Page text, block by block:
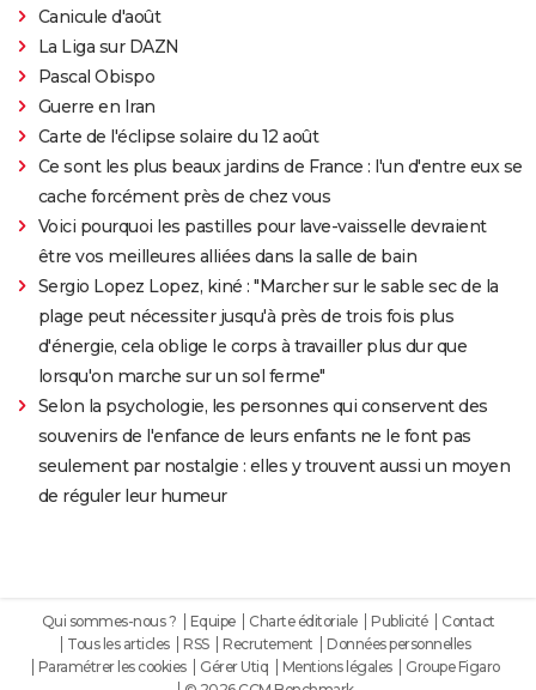
Canicule d'août
La Liga sur DAZN
Pascal Obispo
Guerre en Iran
Carte de l'éclipse solaire du 12 août
Ce sont les plus beaux jardins de France : l'un d'entre eux se
cache forcément près de chez vous
Voici pourquoi les pastilles pour lave-vaisselle devraient
être vos meilleures alliées dans la salle de bain
Sergio Lopez Lopez, kiné : "Marcher sur le sable sec de la
plage peut nécessiter jusqu'à près de trois fois plus
d'énergie, cela oblige le corps à travailler plus dur que
lorsqu'on marche sur un sol ferme"
Selon la psychologie, les personnes qui conservent des
souvenirs de l'enfance de leurs enfants ne le font pas
seulement par nostalgie : elles y trouvent aussi un moyen
de réguler leur humeur
Qui sommes-nous ? Equipe Charte éditoriale Publicité
Contact
Tous les articles
RSS Recrutement
Données personnelles
Paramétrer les cookies
Gérer Utiq Mentions légales
Groupe Figaro